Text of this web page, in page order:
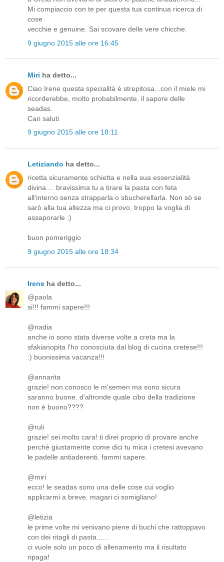
Mi compiaccio con te per questa tua continua ricerca di
cose
vecchie e genuine. Sai scovare delle vere chicche.
9 giugno 2015 alle ore 16:45
Miri ha detto...
Ciao Irene questa specialità è strepitosa...con il miele mi
ricorderebbe, molto probabilmente, il sapore delle
seadas.
Cari saluti
9 giugno 2015 alle ore 18:11
Letiziando ha detto...
ricetta sicuramente schietta e nella sua essenzialità
divina.... bravissima tu a tirare la pasta con feta
all'interno senza strapparla o sbucherellarla. Non sò se
sarò alla tua altezza ma ci provo, troppo la voglia di
assaporarle :)
buon pomeriggio
9 giugno 2015 alle ore 18:34
Irene ha detto...
@paola
si!!! fammi sapere!!!
@nadia
anche io sono stata diverse volte a creta ma la
sfakianopita l'ho conosciuta dal blog di cucina cretese!!!
:) buonissima vacanza!!!
@annarita
grazie! non conosco le m'semen ma sono sicura
saranno buone. d'altronde quale cibo della tradizione
non è buono????
@ruli
grazie! sei molto cara! ti direi proprio di provare anche
perchè giustamente come dici tu mica i cretesi avevano
le padelle antiaderenti. fammi sapere.
@miri
ecco! le seadas sono una delle cose cui voglio
applicarmi a breve. magari ci somigliano!
@letizia
le prime volte mi venivano piene di buchi che rattoppavo
con dei ritagli di pasta......
ci vuole solo un poco di allenamento ma il risultato
ripaga!